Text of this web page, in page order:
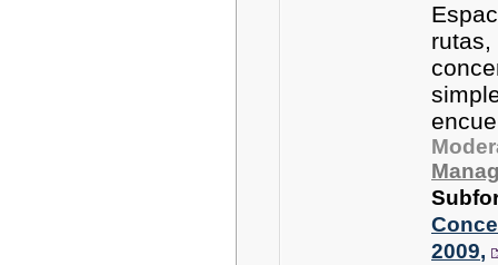
rutas,
2009,